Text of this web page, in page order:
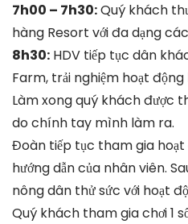
7h00 – 7h30:Quý khách
hàng Resort với đa dạng
8h30: HDV tiếp tục dân
Farm, trải nghiệm hoạt
Làm xong quý khách được
do chính tay mình làm ra.
Đoàn tiếp tục tham gia hoạt
hướng dẫn của nhân viên.
nông dân thử sức với hoạt
Quý khách tham gia chơi 1